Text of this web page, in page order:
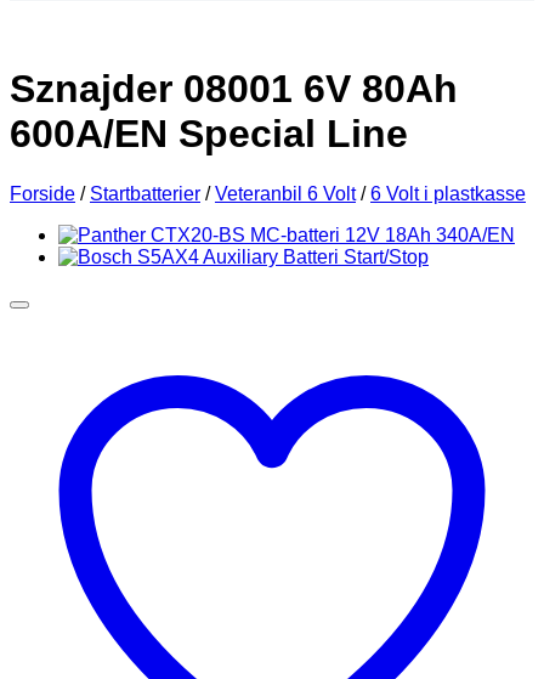
Sznajder 08001 6V 80Ah
600A/EN Special Line
Forside / Startbatterier / Veteranbil 6 Volt / 6 Volt i plastkasse